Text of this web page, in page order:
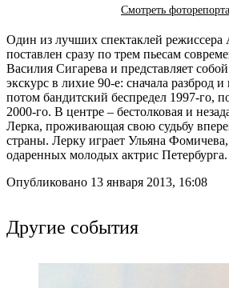
Смотреть
Один из лучших спектаклей режиссера
поставлен сразу по трем пьесам
Василия Сигарева и представляет
экскурс в лихие 90-е: сначала разброд
потом бандитский беспредел 1997-го,
2000-го. В центре – бестолковая и
Лерка, проживающая свою судьбу
страны. Лерку играет Ульяна
одаренных молодых актрис Петербурга.
Опубликовано 13 января 2013, 16:08
Другие события